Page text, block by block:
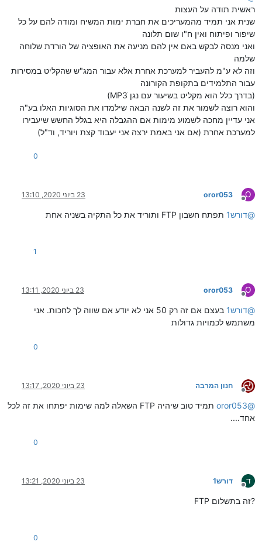
ראשית תודה על העצות
שנית אני תמיד מהמעריכים את חברת ימות המשיח ומודה להם על כל
שיפור ופיתוח ואין ח"ו שום תלונה
ואני מנסה לבקש באם אין להם מניעה את האופציה של הורדת שלוחה
שלמה
וזה לא ע"מ להעביר למערכת אחרת אלא עבור המג"ש שהקליט במסירות
עבור התלמידים בתקופת הקורונה
(בדרך כלל הוא מקליט בשיעור עם נגן MP3ׂ)
והוא רוצה לשמור את זה לשנה הבאה שילמדו את הסוגיות האלו בע"ה
אני עדיין מחכה לשמוע מימות אם ההגבלה היא בגלל החשש שיעבירו
למערכת אחרת (אם אני באמת ירצה אני יעבוד קצת ויוריד, וד"ל)
0
O
מנותק
oror053 23 ביוני 2020, 13:10
@דורש1 תפתח חשבון FTP ותוריד את כל התקיה בשניה אחת
1
O
מנותק
oror053 23 ביוני 2020, 13:11
@דורש1
בעצם אם זה רק 50 אני לא יודע אם שווה לך לחכות. אני
משתמש לכמויות גדולות
0
מנותק
חנון המרבה 23 ביוני 2020, 13:17
@
oror053
תמיד טוב שיהיה FTP השאלה למה שימות יפתחו את זה לכל
אחד....
0
ד
מנותק
דורש1 23 ביוני 2020, 13:21
FTP זה בתשלום?
0